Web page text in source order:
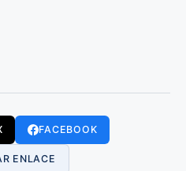
FACEBOOK
ENLACE